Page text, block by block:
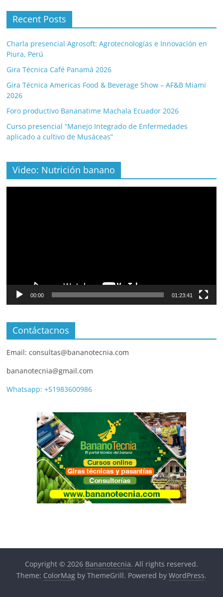
Recent Posts
Charla presencial Agrosoft: Agrotecnologías e Innovación en
Piura, Perú
Gira Técnica Café Panamá 2026
Gira Técnica Americas Food & Beverage Show – AF&B Miami
2026
Foro productivo Bananatime Machala Ecuador 2026
Curso presencial “Manejo Integrado de Enfermedades
aplicado a cultivo de Musáceas”
Video: Nutrición banano
00:00 01:23:41
Contáctacnos
Email: consultas@bananotecnia.com
bananotecnia@gmail.com
Whatsapp: +51983600986
Copyright © 2026 Bananotecnia. All rights reserved.
Theme: ColorMagby ThemeGrill. Powered by WordPress.